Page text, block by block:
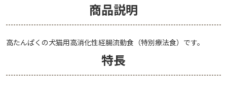
商品説明
高たんぱくの犬猫用高消化性経腸流動食（特別療法食）です。
特長